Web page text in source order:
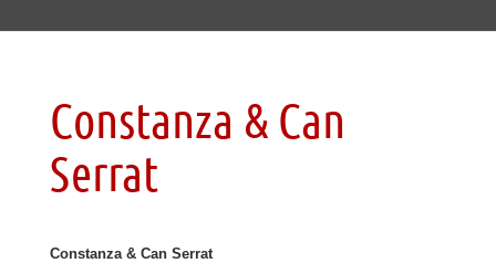
Constanza & Can
Serrat
Constanza & Can Serrat